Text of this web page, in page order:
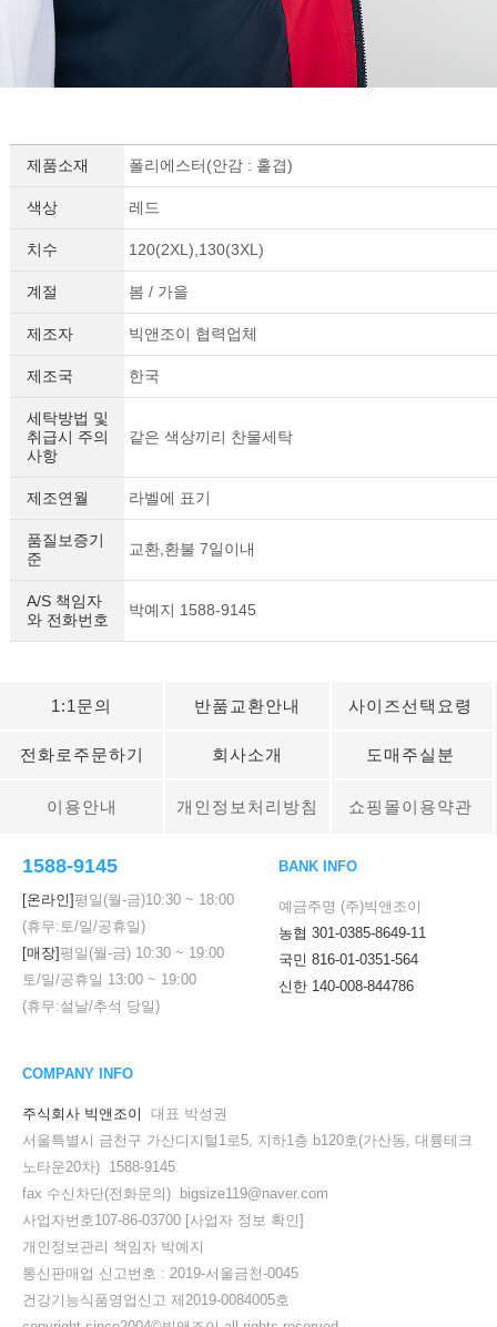
제품소재 폴리에스터(안감 : 홑겹)
색상 레드
치수 120(2XL),130(3XL)
계절 봄 / 가을
제조자 빅앤조이 협력업체
제조국 한국
세탁방법 및
취급시 주의
사항
같은 색상끼리 찬물세탁
제조연월 라벨에 표기
품질보증기
준
교환,환불 7일이내
A/S 책임자
와 전화번호
박예지 1588-9145
1:1문의 반품교환안내 사이즈선택요령
전화로주문하기 회사소개 도매주실분
이용안내 개인정보처리방침 쇼핑몰이용약관
1588-9145
[온라인] 평일(월-금)10:30 ~ 18:00
(휴무:토/일/공휴일)
[매장] 평일(월-금) 10:30 ~ 19:00
토/일/공휴일 13:00 ~ 19:00
(휴무:설날/추석 당일)
BANK INFO
예금주명 (주)빅앤조이
농협 301-0385-8649-11
국민 816-01-0351-564
신한 140-008-844786
COMPANY INFO
주식회사 빅앤조이
대표 박성권
서울특별시 금천구 가산디지털1로5, 지하1층 b120호(가산동, 대륭테크
노타운20차) 1588-9145
fax 수신차단(전화문의) bigsize119@naver.com
사업자번호107-86-03700 [사업자 정보 확인]
개인정보관리 책임자 박예지
통신판매업 신고번호 : 2019-서울금천-0045
건강기능식품영업신고 제2019-0084005호